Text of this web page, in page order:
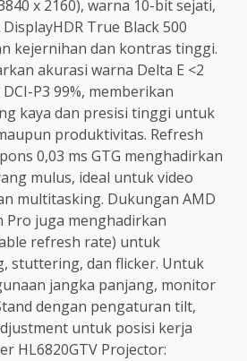
x 2160), warna 10-bit sejati,
True Black 500
kejernihan dan kontras tinggi.
akurasi warna Delta E <2
P3 99%, memberikan
kaya dan presisi tinggi untuk
produktivitas. Refresh
0,03 ms GTG menghadirkan
mulus, ideal untuk video
multitasking. Dukungan AMD
Pro juga menghadirkan
refresh rate) untuk
stuttering, dan flicker. Untuk
jangka panjang, monitor
dengan pengaturan tilt,
untuk posisi kerja
HL6820GTV Projector: